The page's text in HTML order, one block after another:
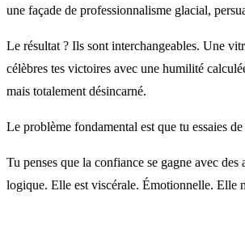
une façade de professionnalisme glacial,
Le résultat ? Ils sont interchangeables. Une
célèbres tes victoires avec une humilité
mais totalement désincarné.
Le problème fondamental est que tu essaies de
Tu penses que la confiance se gagne avec
logique. Elle est viscérale. Émotionnelle. Elle